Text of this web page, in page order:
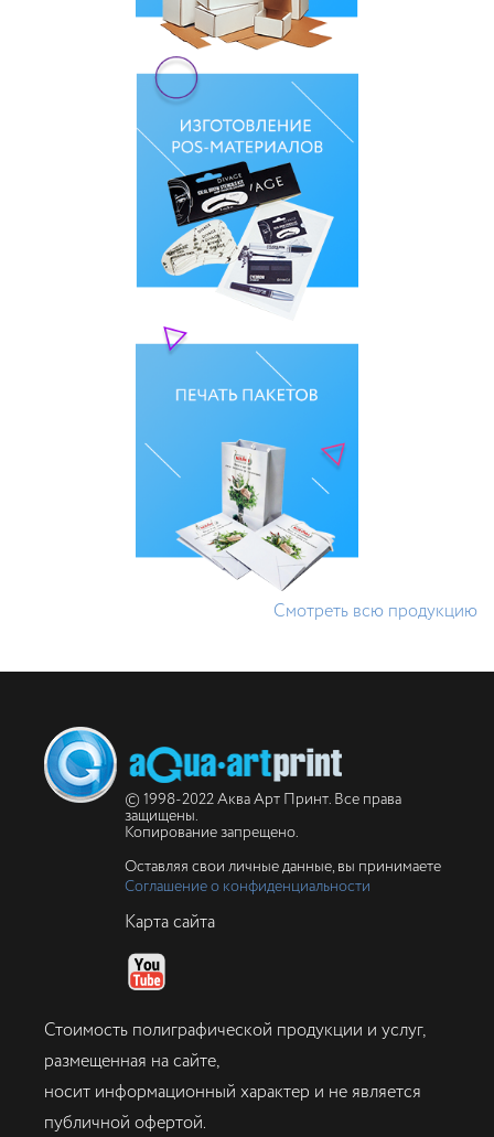
Смотреть всю продукцию
© 1998-2022 Аква Арт Принт. Все права
защищены.
Копирование запрещено.
Оставляя свои личные данные, вы принимаете
Соглашение о конфиденциальности
Карта сайта
Стоимость полиграфической продукции и услуг,
размещенная на сайте,
носит информационный характер и не является
публичной офертой.